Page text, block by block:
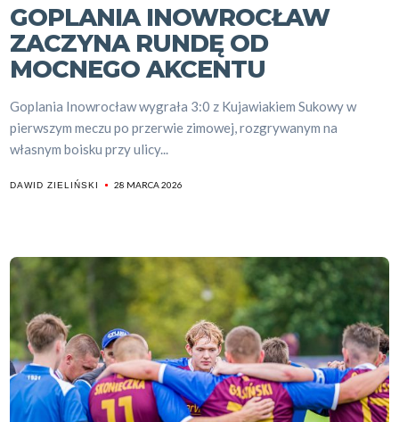
GOPLANIA INOWROCŁAW
ZACZYNA RUNDĘ OD
MOCNEGO AKCENTU
Goplania Inowrocław wygrała 3:0 z Kujawiakiem Sukowy w
pierwszym meczu po przerwie zimowej, rozgrywanym na
własnym boisku przy ulicy...
DAWID ZIELIŃSKI 28 MARCA 2026